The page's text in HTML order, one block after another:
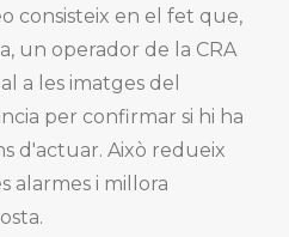
consisteix en el fet que,
un operador de la CRA
a les imatges del
per confirmar si hi ha
d'actuar. Això redueix
alarmes i millora